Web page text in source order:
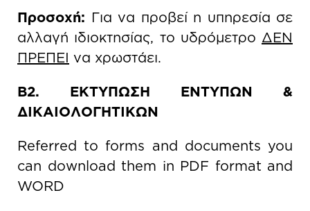
Προσοχή: Για να προβεί η υπηρεσία σε
αλλαγή ιδιοκτησίας, το υδρόμετρο ΔΕΝ
ΠΡΕΠΕΙ να χρωστάει.
Β2. ΕΚΤΥΠΩΣΗ ΕΝΤΥΠΩΝ &
ΔΙΚΑΙΟΛΟΓΗΤΙΚΩΝ
Referred to forms and documents you
can download them in PDF format and
WORD